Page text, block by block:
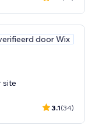
door Wix
site
3.1(34)